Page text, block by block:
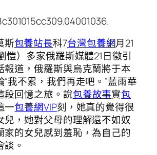
斯包養站長科7台灣包養網月21
愷）多家俄羅斯媒體21日徵引
報道，俄羅斯與烏克蘭將于本
“我不累，我們再走吧。”藍雨華
段回憶之旅。說包養故事實包
一包養網VIP刻，她真的覺得很
兒，她對父母的理解還不如奴
家的女兒感到羞恥，為自己的
。